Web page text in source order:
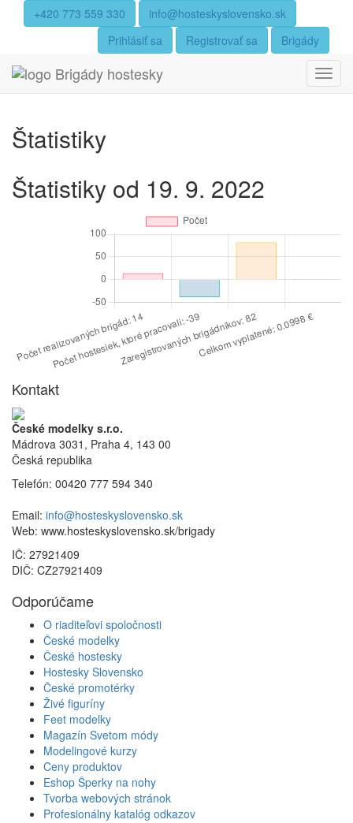
+420 773 559 330
info@hosteskyslovensko.sk
Prihlásiť sa
Registrovať sa Brigády
Štatistiky
Štatistiky od 19. 9. 2022
Kontakt
České modelky s.r.o.
Mádrova 3031, Praha 4, 143 00
Česká republika
Telefón: 00420 777 594 340
Email: info@hosteskyslovensko.sk
Web: www.hosteskyslovensko.sk/brigady
IČ: 27921409
DIČ: CZ27921409
Odporúčame
O riaditeľovi spoločnosti
České modelky
České hostesky
Hostesky Slovensko
České promotérky
Živé figuríny
Feet modelky
Magazín Svetom módy
Modelingové kurzy
Ceny produktov
Eshop Šperky na nohy
Tvorba webových stránok
Profesionálny katalóg odkazov